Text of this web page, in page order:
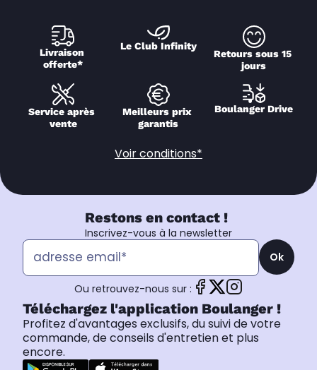
Livraison
offerte*
Le Club Infinity
Retours sous 15
jours
Service après
vente
Meilleurs prix
garantis
Boulanger Drive
Voir conditions*
Restons en contact !
Inscrivez-vous à la newsletter
Ok
Ou retrouvez-nous sur :
Téléchargez l'application Boulanger !
Profitez d'avantages exclusifs, du suivi de votre
commande, de conseils d'entretien et plus
encore.